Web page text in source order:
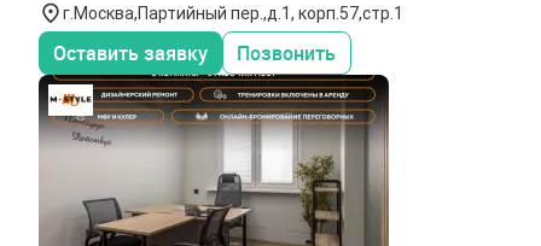
г.Москва,Партийный пер.,д.1, корп.57,стр.1
Оставить заявку Позвонить